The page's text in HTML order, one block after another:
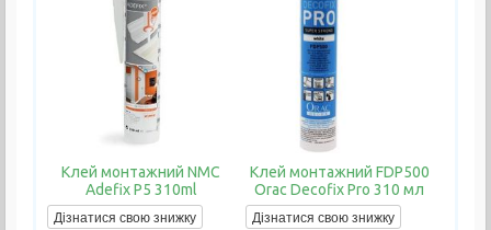
Клей монтажний NMC
Adefix P5 310ml
Дізнатися свою знижку
Клей монтажний FDP500
Orac Decofix Pro 310 мл
Дізнатися свою знижку